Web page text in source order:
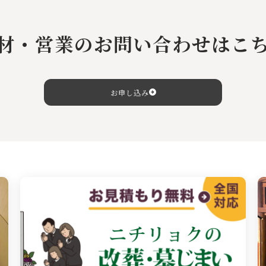
・営業のお問い合わせはこ
お申し込み